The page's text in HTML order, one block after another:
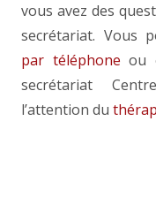
vous avez des
secrétariat. Vous
par téléphone ou
secrétariat
l’attention du